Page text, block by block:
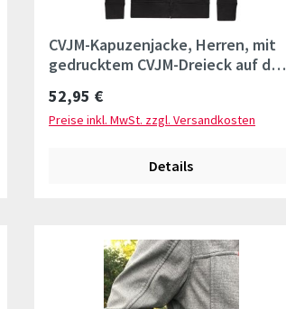
CVJM-Kapuzenjacke, Herren, mit
gedrucktem CVJM-Dreieck auf der
Regulärer Preis:
52,95 €
Preise inkl. MwSt. zzgl. Versandkosten
Details